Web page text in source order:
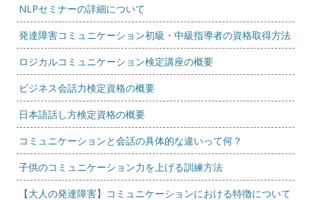
NLPセミナーの詳細について
発達障害コミュニケーション初級・中級指導者の資格取得方法
ロジカルコミュニケーション検定講座の概要
ビジネス会話力検定資格の概要
日本語話し方検定資格の概要
コミュニケーションと会話の具体的な違いって何？
子供のコミュニケーション力を上げる訓練方法
【大人の発達障害】コミュニケーションにおける特徴について